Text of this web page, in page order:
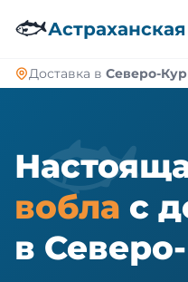
🐟
Доставка в Северо-
🐟
вобла с
в